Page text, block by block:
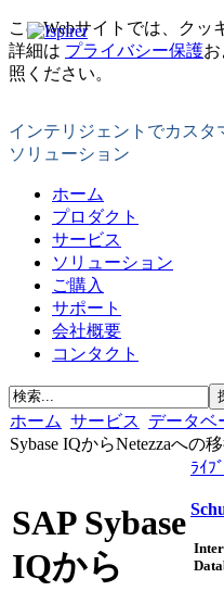
このWebサイトでは、ク
詳細は プライバシー保護
照ください。
インテリジェントでカス
ソリューション
ホーム
プロダクト
サービス
ソリューション
ご購入
サポート
会社概要
コンタクト
ホーム サービス データベ
Sybase IQからNetezzaへの
SAP Sybase
IQから
ﾗｲﾌ